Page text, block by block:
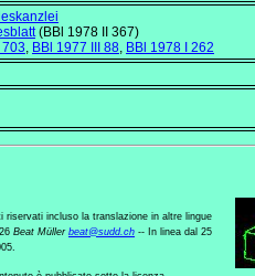
(BBl 1978 II 367)
703, BBl 1977 III 88, BBl 1978 I 262
riservati incluso la translazione in altre lingue
Beat Müller beat@sudd.ch -- In linea dal 25